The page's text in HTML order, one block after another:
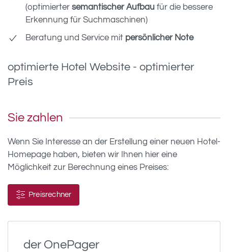
(optimierter semantischer Aufbau für die bessere
Erkennung für Suchmaschinen)
Beratung und Service mit persönlicher Note
optimierte Hotel Website - optimierter
Preis
Sie zahlen
Wenn Sie Interesse an der Erstellung einer neuen Hotel-
Homepage haben, bieten wir Ihnen hier eine
Möglichkeit zur Berechnung eines Preises:
Preisrechner
der OnePager